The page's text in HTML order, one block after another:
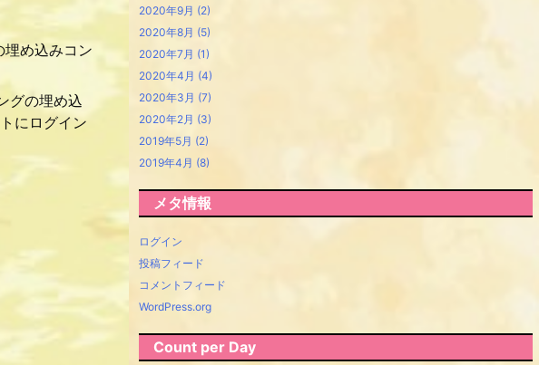
め込みコン
グの埋め込
にログイン
2020年9月 (2)
2020年8月 (5)
2020年7月 (1)
2020年4月 (4)
2020年3月 (7)
2020年2月 (3)
2019年5月 (2)
2019年4月 (8)
メタ情報
ログイン
投稿フィード
コメントフィード
WordPress.org
Count per Day